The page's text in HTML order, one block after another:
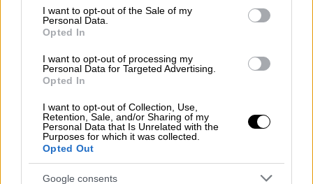
consent section.
I want to opt-out of the Sale of my
Personal Data.
Opted In
I want to opt-out of processing my
Personal Data for Targeted Advertising.
Opted In
I want to opt-out of Collection, Use,
Retention, Sale, and/or Sharing of my
Personal Data that Is Unrelated with the
Purposes for which it was collected.
Opted Out
Google consents
Ο δήμαρχος Βάρης - Βούλας Βουλιαγμένης,
κύριοςΓρηγόρης Κωνσταντέλλος
για την εν λόγω απόφαση: «Δεν θέλουμε να
καταργήσουμε την μουσική στην πόλη. Ούτε
πρόκειται να την καταργήσουμε. Θα
κυνηγήσουμε όμως την ηρεμία της πόλης
από τους συστηματικά οχλούντες».
Ο νέος κανονισμός περιορίζει επίσης την
κατάχρηση των βεγγαλικών, καθώς